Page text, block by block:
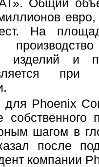
Общий
На
изделий и
при
для Phoenix
шагом в
после
компании